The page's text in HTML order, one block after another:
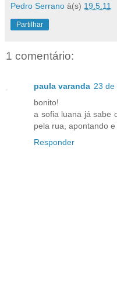
Pedro Serrano à(s) 19.5.11
Partilhar
1 comentário:
paula varanda 23 de
bonito!
a sofia luana já sabe
pela rua, apontando
Responder